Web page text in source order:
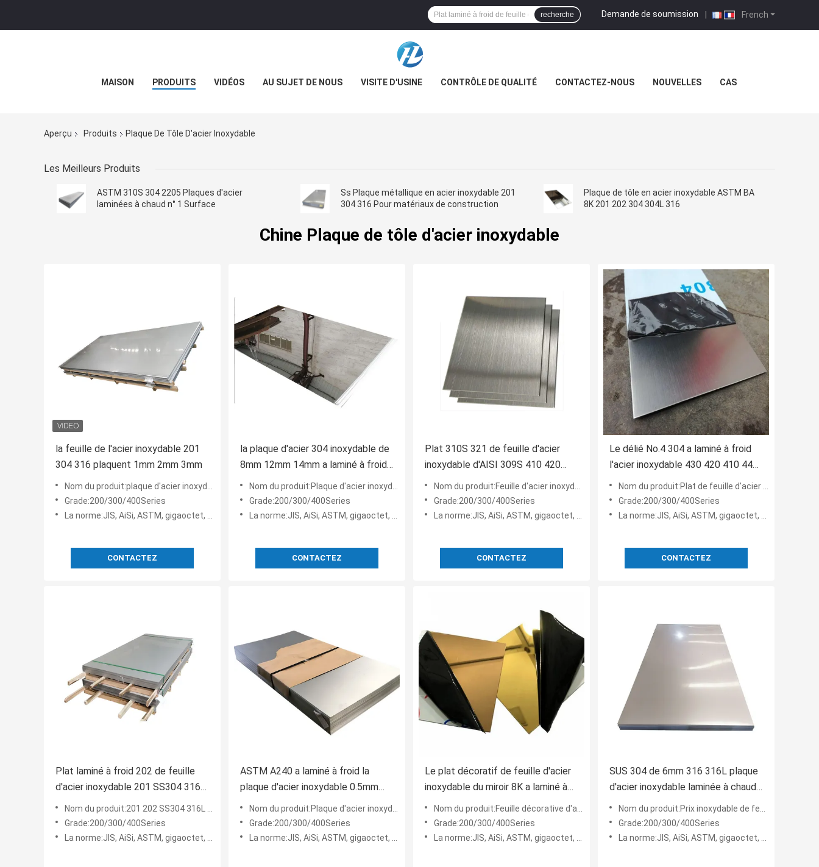
French
Demande de soumission |
recherche
MAISON PRODUITS VIDÉOS AU SUJET DE NOUS VISITE D'USINE CONTRÔLE DE QUALITÉ CONTACTEZ-NOUS NOUVELLES CAS
Aperçu Produits Plaque De Tôle D'acier Inoxydable
Les Meilleurs Produits
ASTM 310S 304 2205 Plaques d'acier
laminées à chaud n° 1 Surface
Ss Plaque métallique en acier inoxydable 201
304 316 Pour matériaux de construction
Plaque de tôle en acier inoxydable ASTM BA
8K 201 202 304 304L 316
Chine Plaque de tôle d'acier inoxydable
la feuille de l'acier inoxydable 201
304 316 plaquent 1mm 2mm 3mm
Nom du produit:plaque d'acier inoxydable 3mm épaisse de 1mm 2mm
Grade:200/300/400Series
La norme:JIS, AiSi, ASTM, gigaoctet, DIN, en
CONTACTEZ
la plaque d'acier 304 inoxydable de
8mm 12mm 14mm a laminé à froid
laminé à chaud
Nom du produit:Plaque d'acier inoxydable de la tôle 304 inoxydables
Grade:200/300/400Series
La norme:JIS, AiSi, ASTM, gigaoctet, DIN, en
CONTACTEZ
Plat 310S 321 de feuille d'acier
inoxydable d'AISI 309S 410 420
430 pour l'appareil ménager
Nom du produit:Feuille d'acier inoxydable pour l'appareil ménager
Grade:200/300/400Series
La norme:JIS, AiSi, ASTM, gigaoctet, DIN, en
CONTACTEZ
Le délié No.4 304 a laminé à froid
l'acier inoxydable 430 420 410 443
201 316L 310S
Nom du produit:Plat de feuille d'acier inoxydable du délié No.4
Grade:200/300/400Series
La norme:JIS, AiSi, ASTM, gigaoctet, DIN, en
CONTACTEZ
Plat laminé à froid 202 de feuille
d'acier inoxydable 201 SS304 316L
430Nom du produit:201 202 SS304 316L 430 ont laminé à froid la feuille inoxydable de plaque d'acier
Grade:200/300/400Series
La norme:JIS, AiSi, ASTM, gigaoctet, DIN, en
ASTM A240 a laminé à froid la
plaque d'acier inoxydable 0.5mm
304 201 430
Nom du produit:Plaque d'acier inoxydable laminée à froid
Grade:200/300/400Series
La norme:JIS, AiSi, ASTM, gigaoctet, DIN, en
Le plat décoratif de feuille d'acier
inoxydable du miroir 8K a laminé à
froid la couleur 201 304 316 316L
d'or
Nom du produit:Feuille décorative d'acier inoxydable
Grade:200/300/400Series
La norme:JIS, AiSi, ASTM, gigaoctet, DIN, en
SUS 304 de 6mm 316 316L plaque
d'acier inoxydable laminée à chaud
ASTM
Nom du produit:Prix inoxydable de feuille de plaque d'acier par kilogramme
Grade:200/300/400Series
La norme:JIS, AiSi, ASTM, gigaoctet, DIN, en